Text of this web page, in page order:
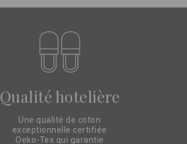
Qualité hotelière
Une qualité de coton
exceptionnelle certifiée
Oeko-Tex qui garantie